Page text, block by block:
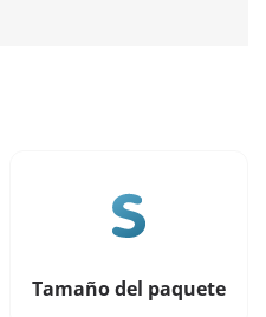
Tamaño del paquete